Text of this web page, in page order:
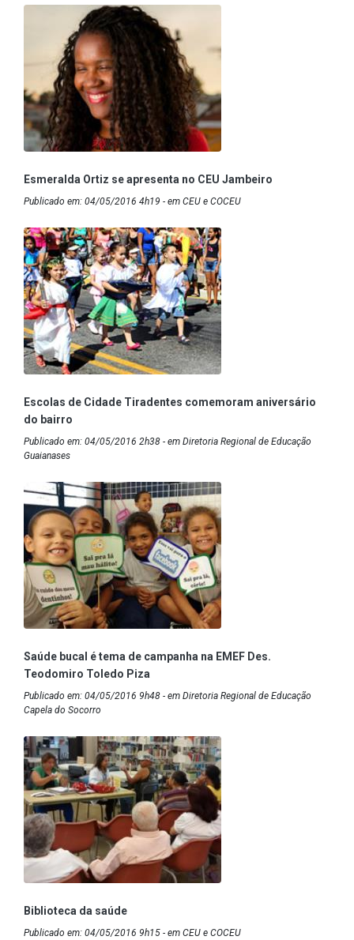
Esmeralda Ortiz se apresenta no CEU Jambeiro
Publicado em: 04/05/2016 4h19 - em CEU e COCEU
Escolas de Cidade Tiradentes comemoram aniversário
do bairro
Publicado em: 04/05/2016 2h38 - em Diretoria Regional de Educação
Guaianases
Saúde bucal é tema de campanha na EMEF Des.
Teodomiro Toledo Piza
Publicado em: 04/05/2016 9h48 - em Diretoria Regional de Educação
Capela do Socorro
Biblioteca da saúde
Publicado em: 04/05/2016 9h15 - em CEU e COCEU